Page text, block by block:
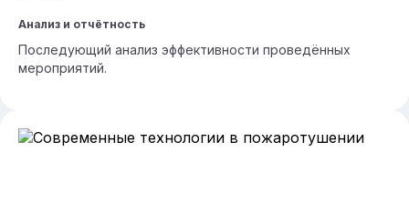
Анализ и отчётность
Последующий анализ эффективности проведённых
мероприятий.